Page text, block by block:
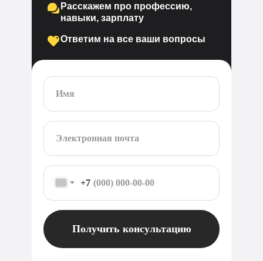
+7
Получить консультацию
Ответим на все ваши вопросы
Расскажем про профессию,
навыки, зарплату